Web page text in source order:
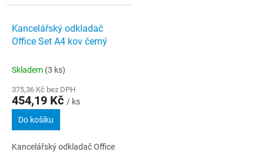
Kancelářský odkladač
Office Set A4 kov černý
Skladem (3 ks)
375,36 Kč bez DPH
454,19 Kč / ks
Do košíku
Kancelářský odkladač Office